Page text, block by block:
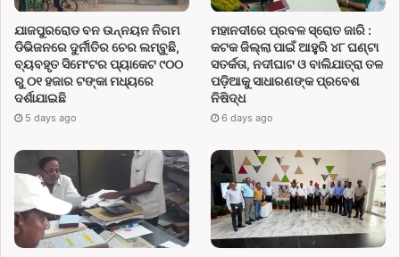
ଯାଜପୁରରୋଡ ବନ ଉନ୍ନୟନ ନିଗମ
ଡିଭିଜନରେ ଦୁର୍ନୀତିର ଚେର ଲମ୍ବୁଛି,
ବ୍ୟବହୃତ ସିମେଂଟର ପ୍ୟାକେଟ ୯୦୦
ରୁ ୦୧ ହଜାର ଟଙ୍କା ମଧ୍ୟରେ
ଦର୍ଶାଯାଇଛି
5 days ago
ମହାନଦୀରେ ପ୍ରବଳ ସ୍ରୋତ ଜାରି :
କଟକ ଜିଲ୍ଲା ପାଇଁ ଆହୁରି ୪୮ ଘଣ୍ଟା
ସତର୍କତା, ନଦୀଘାଟ ଓ ବାଲିଯାତ୍ରା ତଳ
ପଡ଼ିଆକୁ ସାଧାରଣଙ୍କ ପ୍ରବେଶ
ନିଷିଦ୍ଧ
6 days ago